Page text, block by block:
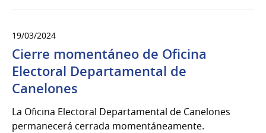
19/03/2024
Cierre momentáneo de Oficina
Electoral Departamental de
Canelones
La Oficina Electoral Departamental de Canelones
permanecerá cerrada momentáneamente.